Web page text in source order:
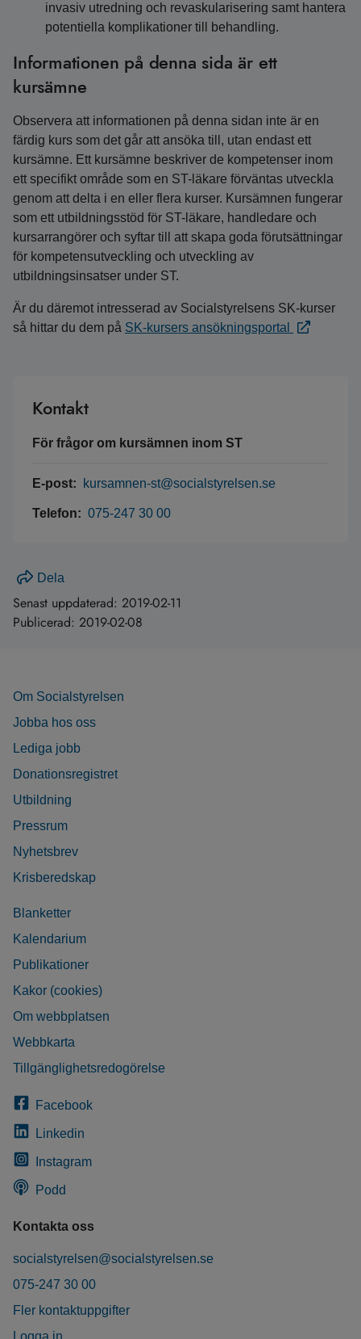
invasiv utredning och revaskularisering samt hantera
potentiella komplikationer till behandling.
Informationen på denna sida är ett
kursämne
Observera att informationen på denna sidan inte är en
färdig kurs som det går att ansöka till, utan endast ett
kursämne. Ett kursämne beskriver de kompetenser inom
ett specifikt område som en ST-läkare förväntas utveckla
genom att delta i en eller flera kurser. Kursämnen fungerar
som ett utbildningsstöd för ST-läkare, handledare och
kursarrangörer och syftar till att skapa goda förutsättningar
för kompetensutveckling och utveckling av
utbildningsinsatser under ST.
Är du däremot intresserad av Socialstyrelsens SK-kurser
så hittar du dem på SK-kursers ansökningsportal
Kontakt
För frågor om kursämnen inom ST
E-post: kursamnen-st@socialstyrelsen.se
Telefon: 075-247 30 00
Dela
Senast uppdaterad: 2019-02-11
Publicerad: 2019-02-08
Om Socialstyrelsen
Jobba hos oss
Lediga jobb
Donationsregistret
Utbildning
Pressrum
Nyhetsbrev
Krisberedskap
Blanketter
Kalendarium
Publikationer
Kakor (cookies)
Om webbplatsen
Webbkarta
Tillgänglighetsredogörelse
Facebook
Linkedin
Instagram
Podd
Kontakta oss
socialstyrelsen@socialstyrelsen.se
075-247 30 00
Fler kontaktuppgifter
Logga in